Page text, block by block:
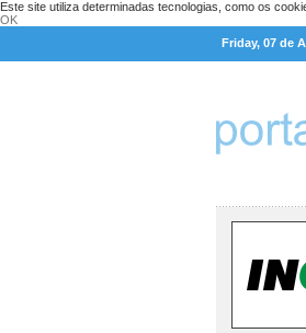
Este site utiliza determinadas tecnologias, como os
OK
Friday, 07 de